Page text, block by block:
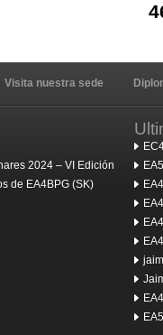
Visita nuestra sede
2024 – VI Edición
de EA4BPG (SK)